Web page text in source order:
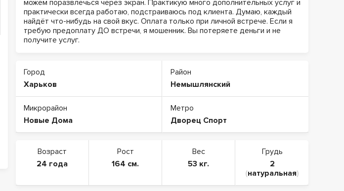
можем поразвлечься через экран. Практикую много дополнительных услуг и
практически всегда работаю, подстраиваюсь под клиента. Думаю, каждый
найдёт что-нибудь на свой вкус. Оплата только при личной встрече. Если я
требую предоплату ДО встречи, я мошенник. Вы потеряете деньги и не
получите услуг.
Город
Харьков
Район
Немышлянский
Микрорайон
Новые Дома
Метро
Дворец Спорт
Возраст
24 года
Рост
164 см.
Вес
53 кг.
Грудь
2
(натуральная)